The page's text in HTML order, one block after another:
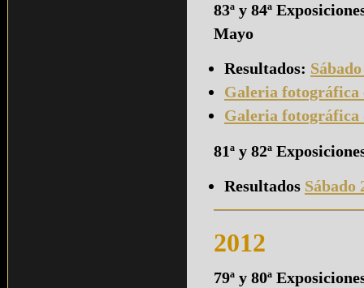
83ª y 84ª
Mayo
Resultados:
Galeria fotográfica
Galeria fotográfica
81ª y 82ª
Resultados Sábado
2012
79ª y 80ª